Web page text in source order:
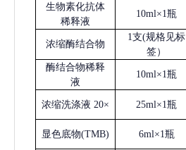
生物素化抗体
稀释液
10ml×1瓶
浓缩酶结合物
1支(规格见标
签）
酶结合物稀释
液
10ml×1瓶
浓缩洗涤液 20× 25ml×1瓶
显色底物(TMB) 6ml×1瓶